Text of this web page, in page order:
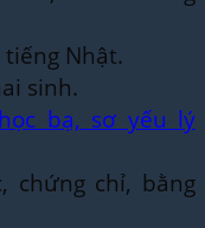
Nhật.
sinh.
bạ, sơ yếu lý
chứng chỉ, bằng